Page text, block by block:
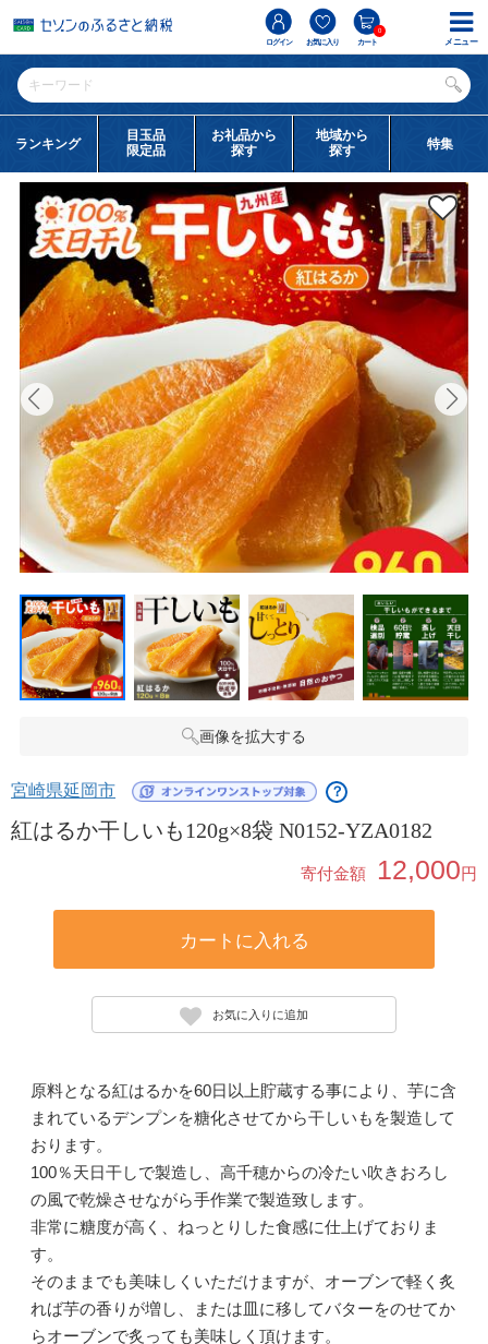
ログイン お気に入り カート
0
ランキング
目玉品
限定品
お礼品から
探す
地域から
探す
特集
画像を拡大する
宮崎県延岡市 ？
紅はるか干しいも120g×8袋 N0152-YZA0182
寄付金額 12,000円
カートに入れる
お気に入りに追加
原料となる紅はるかを60日以上貯蔵する事により、芋に含
まれているデンプンを糖化させてから干しいもを製造して
おります。
100％天日干しで製造し、高千穂からの冷たい吹きおろし
の風で乾燥させながら手作業で製造致します。
非常に糖度が高く、ねっとりした食感に仕上げておりま
す。
そのままでも美味しくいただけますが、オーブンで軽く炙
れば芋の香りが増し、または皿に移してバターをのせてか
らオーブンで炙っても美味しく頂けます。
メニュー